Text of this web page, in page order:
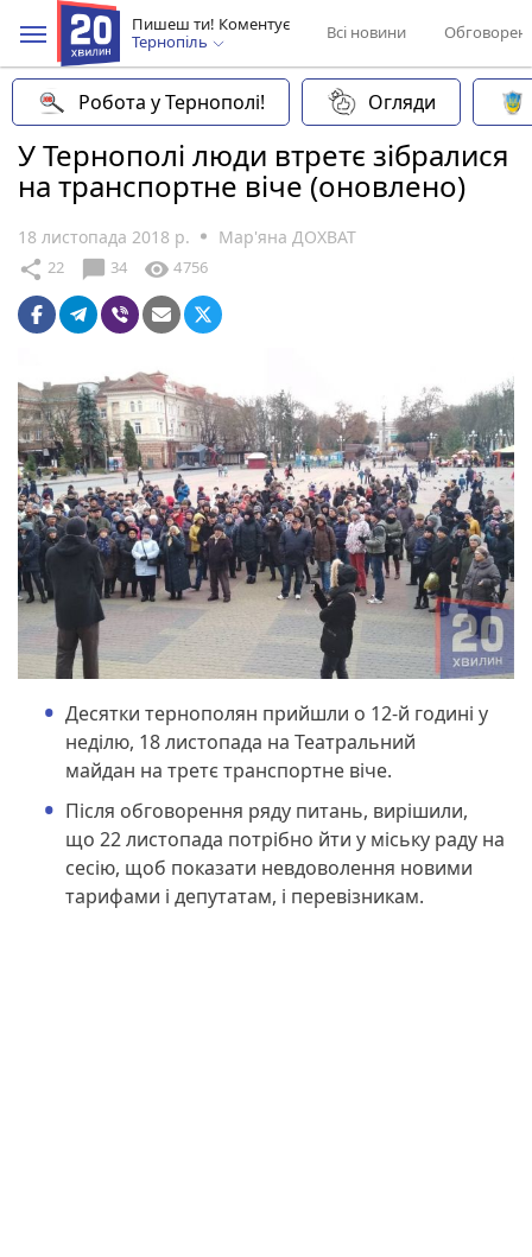
Пишеш ти! Коментує
Тернопіль
Всі новини
Робота у Тернополі! Огляди
У Тернополі люди втретє зібралися
на транспортне віче (оновлено)
18 листопада 2018 р. Мар'яна ДОХВАТ
share 22 chat_bubble 34 visibility 4756
Десятки тернополян прийшли о 12-й годині у
неділю, 18 листопада на Театральний
майдан на третє транспортне віче.
Після обговорення ряду питань, вирішили,
що 22 листопада потрібно йти у міську раду на
сесію, щоб показати невдоволення новими
тарифами і депутатам, і перевізникам.